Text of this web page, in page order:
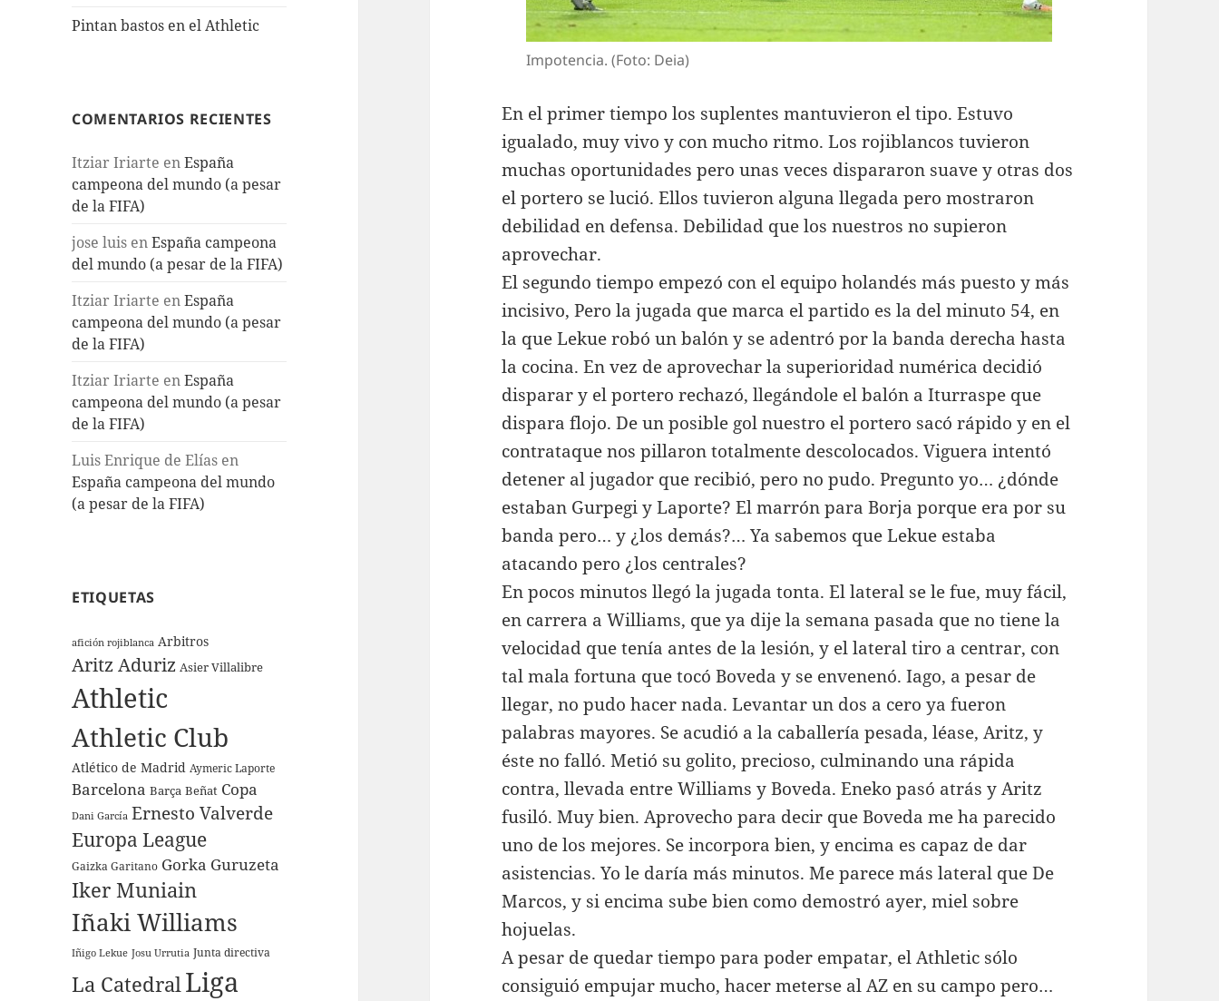
Pintan bastos en el Athletic
COMENTARIOS RECIENTES
Itziar Iriarte enEspaña
campeona del mundo (a pesar
de la FIFA)
jose luis enEspaña campeona
del mundo (a pesar de la FIFA)
Itziar Iriarte enEspaña
campeona del mundo (a pesar
de la FIFA)
Itziar Iriarte enEspaña
campeona del mundo (a pesar
de la FIFA)
Luis Enrique de Elías en
España campeona del mundo
(a pesar de la FIFA)
ETIQUETAS
afición rojiblanca Arbitros
Aritz Aduriz Asier Villalibre
Athletic
Athletic Club
Atlético de Madrid Aymeric Laporte
Barcelona Barça Beñat Copa
Dani García Ernesto Valverde
Europa League
Gaizka Garitano Gorka Guruzeta
Iker Muniain
Iñaki Williams
Iñigo Lekue Josu Urrutia Junta directiva
La CatedralLiga
Impotencia. (Foto: Deia)
En el primer tiempo los suplentes mantuvieron el tipo. Estuvo
igualado, muy vivo y con mucho ritmo. Los rojiblancos tuvieron
muchas oportunidades pero unas veces dispararon suave y otras dos
el portero se lució. Ellos tuvieron alguna llegada pero mostraron
debilidad en defensa. Debilidad que los nuestros no supieron
aprovechar.
El segundo tiempo empezó con el equipo holandés más puesto y más
incisivo, Pero la jugada que marca el partido es la del minuto 54, en
la que Lekue robó un balón y se adentró por la banda derecha hasta
la cocina. En vez de aprovechar la superioridad numérica decidió
disparar y el portero rechazó, llegándole el balón a Iturraspe que
dispara flojo. De un posible gol nuestro el portero sacó rápido y en el
contrataque nos pillaron totalmente descolocados. Viguera intentó
detener al jugador que recibió, pero no pudo. Pregunto yo… ¿dónde
estaban Gurpegi y Laporte? El marrón para Borja porque era por su
banda pero… y ¿los demás?… Ya sabemos que Lekue estaba
atacando pero ¿los centrales?
En pocos minutos llegó la jugada tonta. El lateral se le fue, muy fácil,
en carrera a Williams, que ya dije la semana pasada que no tiene la
velocidad que tenía antes de la lesión, y el lateral tiro a centrar, con
tal mala fortuna que tocó Boveda y se envenenó. Iago, a pesar de
llegar, no pudo hacer nada. Levantar un dos a cero ya fueron
palabras mayores. Se acudió a la caballería pesada, léase, Aritz, y
éste no falló. Metió su golito, precioso, culminando una rápida
contra, llevada entre Williams y Boveda. Eneko pasó atrás y Aritz
fusiló. Muy bien. Aprovecho para decir que Boveda me ha parecido
uno de los mejores. Se incorpora bien, y encima es capaz de dar
asistencias. Yo le daría más minutos. Me parece más lateral que De
Marcos, y si encima sube bien como demostró ayer, miel sobre
hojuelas.
A pesar de quedar tiempo para poder empatar, el Athletic sólo
consiguió empujar mucho, hacer meterse al AZ en su campo pero…